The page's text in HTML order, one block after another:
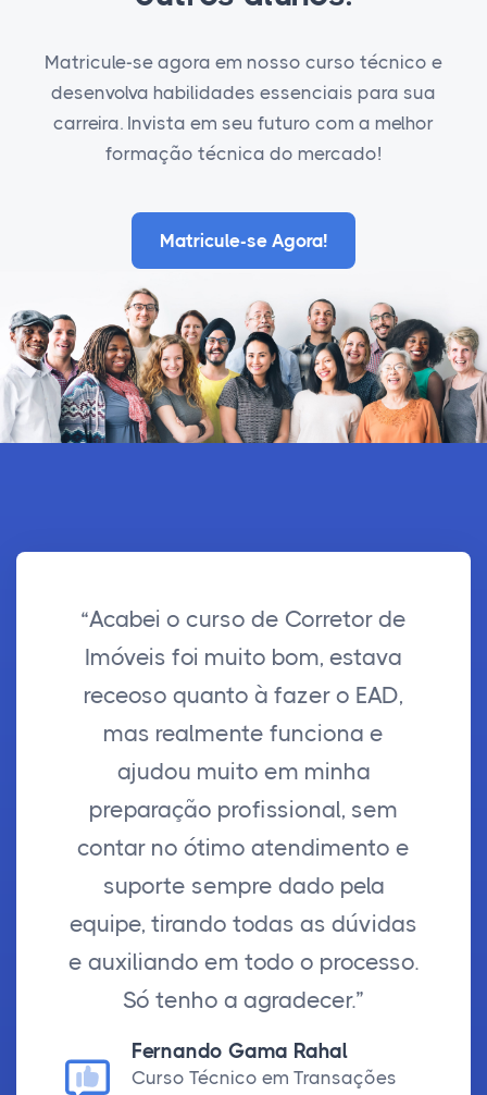
Matricule-se agora em nosso curso técnico e
desenvolva habilidades essenciais para sua
carreira. Invista em seu futuro com a melhor
formação técnica do mercado!
Matricule-se Agora!
“Acabei o curso de Corretor de
Imóveis foi muito bom, estava
receoso quanto à fazer o EAD,
mas realmente funciona e
ajudou muito em minha
preparação profissional, sem
contar no ótimo atendimento e
suporte sempre dado pela
equipe, tirando todas as dúvidas
e auxiliando em todo o processo.
Só tenho a agradecer.”
Fernando Gama Rahal
Curso Técnico em Transações